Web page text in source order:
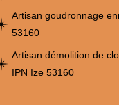
Artisan goudronnage
53160
Artisan démolition de
IPN Ize 53160